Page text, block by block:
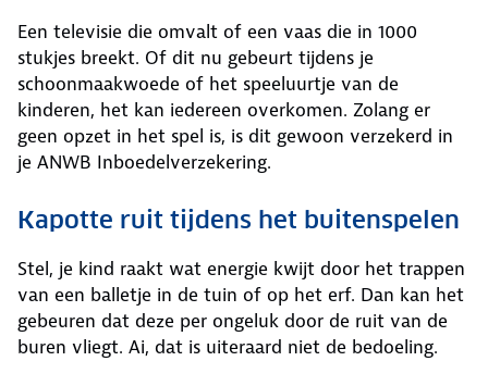
Een televisie die omvalt of een vaas die in 1000
stukjes breekt. Of dit nu gebeurt tijdens je
schoonmaakwoede of het speeluurtje van de
kinderen, het kan iedereen overkomen. Zolang er
geen opzet in het spel is, is dit gewoon verzekerd in
je ANWB Inboedelverzekering.
Kapotte ruit tijdens het buitenspelen
Stel, je kind raakt wat energie kwijt door het trappen
van een balletje in de tuin of op het erf. Dan kan het
gebeuren dat deze per ongeluk door de ruit van de
buren vliegt. Ai, dat is uiteraard niet de bedoeling.